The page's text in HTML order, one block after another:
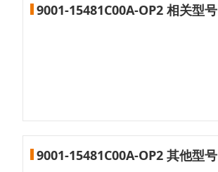
9001-15481C00A-OP2 相关型号
9001-15481C00A-OP2 其他型号